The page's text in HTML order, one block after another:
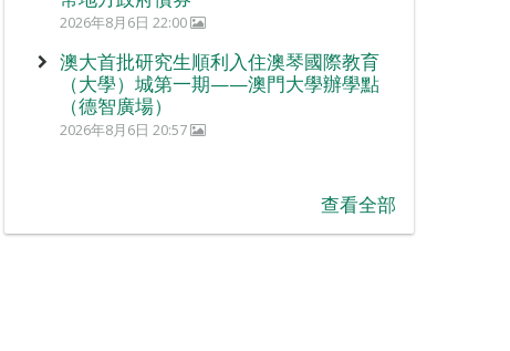
2026年8月6日 22:00
澳大首批研究生順利入住澳琴國際教育
（大學）城第一期——澳門大學辦學點
（德智廣場）
2026年8月6日 20:57
查看全部